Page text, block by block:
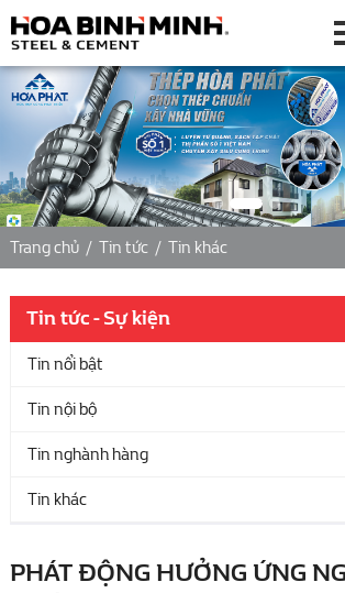
Trang chủ/ Tin tức/ Tin khác
Tin tức - Sự kiện
Tin nổi bật
Tin nội bộ
Tin nghành hàng
Tin khác
PHÁT ĐỘNG HƯỞNG ỨNG